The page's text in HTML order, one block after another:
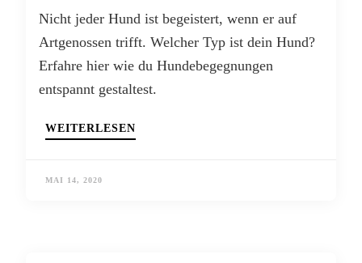
Nicht jeder Hund ist begeistert, wenn er auf
Artgenossen trifft. Welcher Typ ist dein Hund?
Erfahre hier wie du Hundebegegnungen
entspannt gestaltest.
WEITERLESEN
MAI 14, 2020